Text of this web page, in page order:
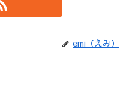
emi（えみ）